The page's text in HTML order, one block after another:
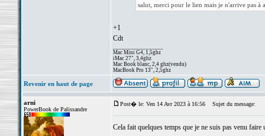
salut, merci pour le lien mais je n'arrive pas à
+1
Cdt
Mac Mini G4, 1,5ghz
iMac 27", 3,4ghz
Mac Book blanc, 2,4 ghz(vendu)
MacBook Pro 13", 2,5ghz
Revenir en haut de page
arni
PowerBook de Palissandre
Post� le: Ven 14 Avr 2023 à 16:56 Sujet du message:
Cela fait quelques temps que je ne suis pas venu faire